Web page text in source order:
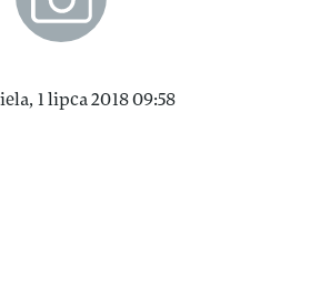
1 lipca 2018 09:58